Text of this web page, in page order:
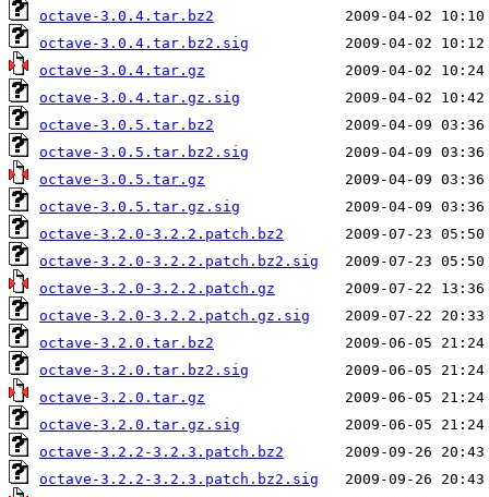
octave-3.0.4.tar.bz2
octave-3.0.4.tar.bz2.sig
octave-3.0.4.tar.gz
octave-3.0.4.tar.gz.sig
octave-3.0.5.tar.bz2
octave-3.0.5.tar.bz2.sig
octave-3.0.5.tar.gz
octave-3.0.5.tar.gz.sig
octave-3.2.0-3.2.2.patch.bz2
octave-3.2.0-3.2.2.patch.bz2.sig
octave-3.2.0-3.2.2.patch.gz
octave-3.2.0-3.2.2.patch.gz.sig
octave-3.2.0.tar.bz2
octave-3.2.0.tar.bz2.sig
octave-3.2.0.tar.gz
octave-3.2.0.tar.gz.sig
octave-3.2.2-3.2.3.patch.bz2
octave-3.2.2-3.2.3.patch.bz2.sig